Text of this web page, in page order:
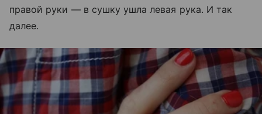
правой руки — в сушку ушла левая рука. И так
далее.